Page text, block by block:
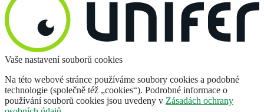
Vaše nastavení souborů cookies
Na této webové stránce používáme soubory cookies a podobné
technologie (společně též „cookies“). Podrobné informace o
používání souborů cookies jsou uvedeny v Zásadách ochrany